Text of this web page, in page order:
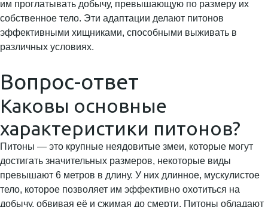
им проглатывать добычу, превышающую по размеру их
собственное тело. Эти адаптации делают питонов
эффективными хищниками, способными выживать в
различных условиях.
Вопрос-ответ
Каковы основные
характеристики питонов?
Питоны — это крупные неядовитые змеи, которые могут
достигать значительных размеров, некоторые виды
превышают 6 метров в длину. У них длинное, мускулистое
тело, которое позволяет им эффективно охотиться на
добычу, обвивая её и сжимая до смерти. Питоны обладают